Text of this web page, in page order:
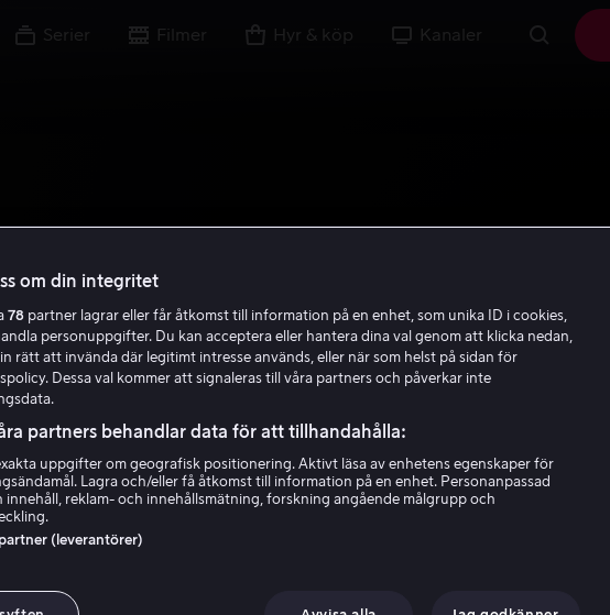
Serier Filmer Hyr & köp Kanaler
med Janne Blomqvist.
om din integritet
78 partner lagrar eller får åtkomst till information på en enhet, som unika ID i cookies,
personuppgifter. Du kan acceptera eller hantera dina val genom att klicka nedan,
rätt att invända där legitimt intresse används, eller när som helst på sidan för
Dessa val kommer att signaleras till våra partners och påverkar inte
partners behandlar data för att tillhandahålla:
uppgifter om geografisk positionering. Aktivt läsa av enhetens egenskaper för
Lagra och/eller få åtkomst till information på en enhet. Personanpassad
innehåll, reklam- och innehållsmätning, forskning angående målgrupp och
(leverantörer)